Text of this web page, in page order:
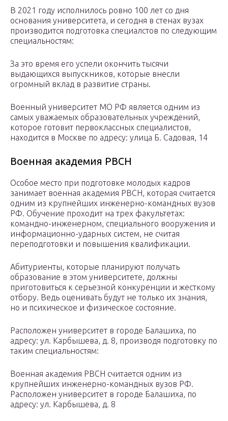
В 2021 году исполнилось ровно 100 лет со дня
основания университета, и сегодня в стенах вузах
производится подготовка специалстов по следующим
специальностям:
За это время его успели окончить тысячи
выдающихся выпускников, которые внесли
огромный вклад в развитие страны.
Военный университет МО РФ является одним из
самых уважаемых образовательных учреждений,
которое готовит первоклассных специалистов,
находится в Москве по адресу: улица Б. Садовая, 14
Военная академия РВСН
Особое место при подготовке молодых кадров
занимает военная академия РВСН, которая считается
одним из крупнейших инженерно-командных вузов
РФ. Обучение проходит на трех факультетах:
командно-инженерном, специального вооружения и
информационно-ударных систем, не считая
переподготовки и повышения квалификации.
Абитуриенты, которые планируют получать
образование в этом университете, должны
приготовиться к серьезной конкуренции и жесткому
отбору. Ведь оценивать будут не только их знания,
но и психическое и физическое состояние.
Расположен университет в городе Балашиха, по
адресу: ул. Карбышева, д. 8, производя подготовку по
таким специальностям:
Военная академия РВСН считается одним из
крупнейших инженерно-командных вузов РФ.
Расположен университет в городе Балашиха, по
адресу: ул. Карбышева, д. 8